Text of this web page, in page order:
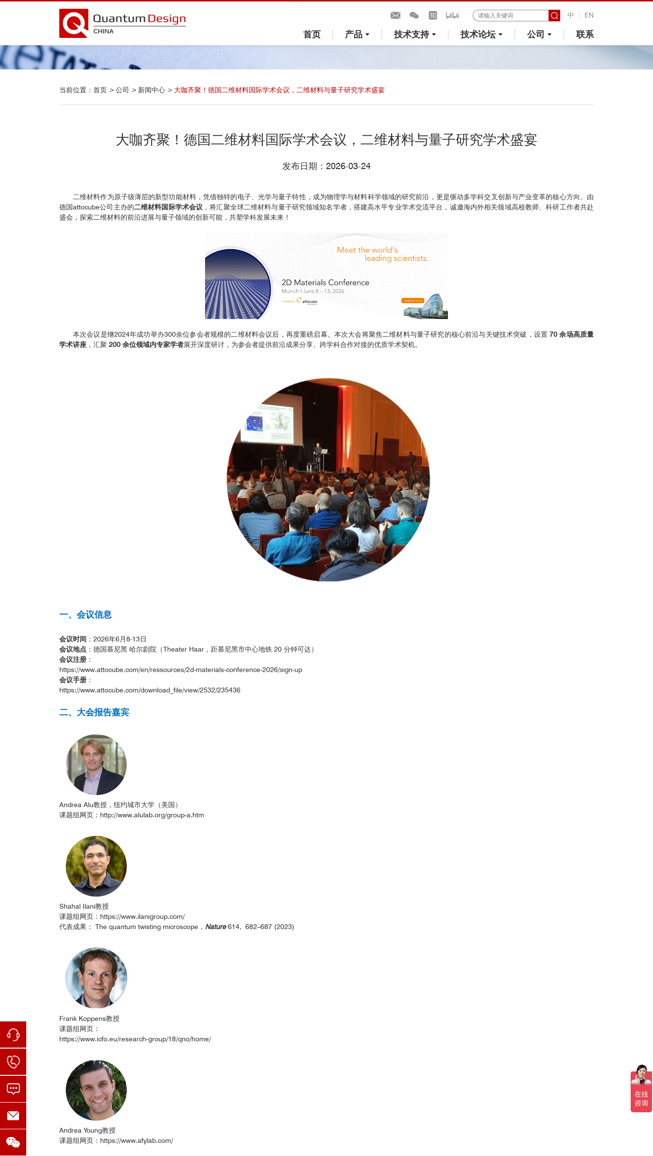
中 EN
首页 产品 技术支持 技术论坛 公司 联系
当前位置： 首页 > 公司 > 新闻中心 > 大咖齐聚！德国二维材料国际学术会议，二维材料与量子研究学术盛宴
大咖齐聚！德国二维材料国际学术会议，二维材料与量子研究学术盛宴
发布日期：2026-03-24
二维材料作为原子级薄层的新型功能材料，凭借独特的电子、光学与量子特性，成为物理学与材料科学领域的研究前沿，更是驱动多学科交叉创新与产业变革的核心方向。由
德国attocube公司主办的二维材料国际学术会议 ，将汇聚全球二维材料与量子研究领域知名学者，搭建高水平专业学术交流平台，诚邀海内外相关领域高校教师、科研工作者共赴
盛会，探索二维材料的前沿进展与量子领域的创新可能，共塑学科发展未来！
本次会议是继2024年成功举办300余位参会者规模的二维材料会议后，再度重磅启幕。本次大会将聚焦二维材料与量子研究的核心前沿与关键技术突破，设置70 余场高质量
学术讲座 ，汇聚 200 余位领域内专家学者展开深度研讨，为参会者提供前沿成果分享、跨学科合作对接的优质学术契机。
一、会议信息
会议时间 ：2026年6月8-13日
会议地点 ：德国慕尼黑 哈尔剧院（Theater Haar，距慕尼黑市中心地铁 20 分钟可达）
会议注册 ：
https://www.attocube.com/en/ressources/2d-materials-conference-2026/sign-up
会议手册 ：
https://www.attocube.com/download_file/view/2532/235436
二、大会报告嘉宾
Andrea Alu教授，纽约城市大学（美国）
课题组网页： http://www.alulab.org/group-a.htm
Shahal Ilani教授
课题组网页： https://www.ilanigroup.com/
代表成果： The quantum twisting microscope， Nature614, 682–687 (2023)
Frank Koppens教授
课题组网页：
https://www.icfo.eu/research-group/18/qno/home/
Andrea Young教授
课题组网页： https://www.afylab.com/